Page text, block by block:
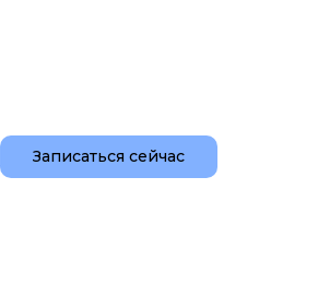
Записаться сейчас